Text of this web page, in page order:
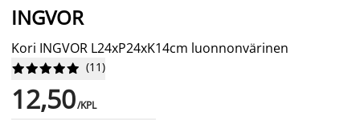
INGVOR
Kori INGVOR L24xP24xK14cm luonnonvärinen





 (11)
12,50/KPL